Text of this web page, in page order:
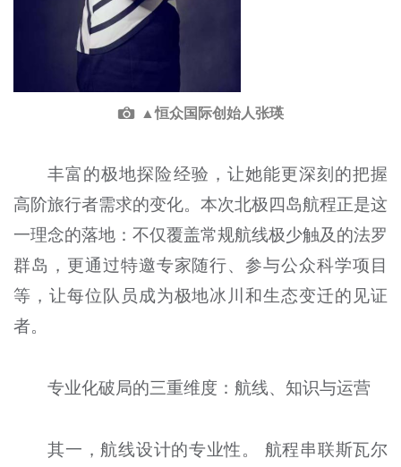
▲恒众国际创始人张瑛
丰富的极地探险经验，让她能更深刻的把握
高阶旅行者需求的变化。本次北极四岛航程正是这
一理念的落地：不仅覆盖常规航线极少触及的法罗
群岛，更通过特邀专家随行、参与公众科学项目
等，让每位队员成为极地冰川和生态变迁的见证
者。
专业化破局的三重维度：航线、知识与运营
其一，航线设计的专业性。 航程串联斯瓦尔